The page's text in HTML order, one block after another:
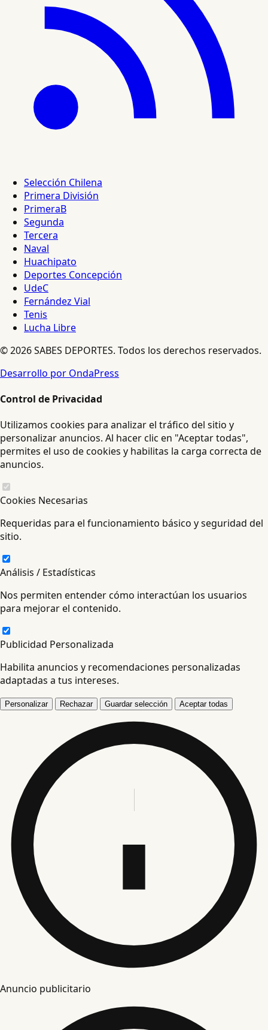
Selección Chilena
Primera División
PrimeraB
Segunda
Tercera
Naval
Huachipato
Deportes Concepción
UdeC
Fernández Vial
Tenis
Lucha Libre
© 2026 SABES DEPORTES. Todos los derechos reservados.
Desarrollo por OndaPress
Control de Privacidad
Utilizamos cookies para analizar el tráfico del sitio y
personalizar anuncios. Al hacer clic en "Aceptar todas",
permites el uso de cookies y habilitas la carga correcta de
anuncios.
Cookies Necesarias
Requeridas para el funcionamiento básico y seguridad del
sitio.
Análisis / Estadísticas
Nos permiten entender cómo interactúan los usuarios
para mejorar el contenido.
Publicidad Personalizada
Habilita anuncios y recomendaciones personalizadas
adaptadas a tus intereses.
Personalizar Rechazar Guardar selección Aceptar todas
Anuncio publicitario